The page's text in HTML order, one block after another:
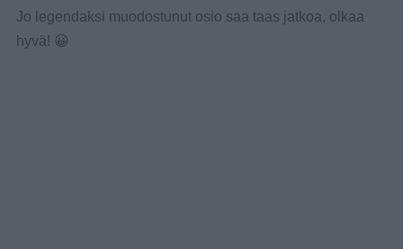
Jo legendaksi muodostunut osio saa taas jatkoa, olkaa
hyvä! 😀